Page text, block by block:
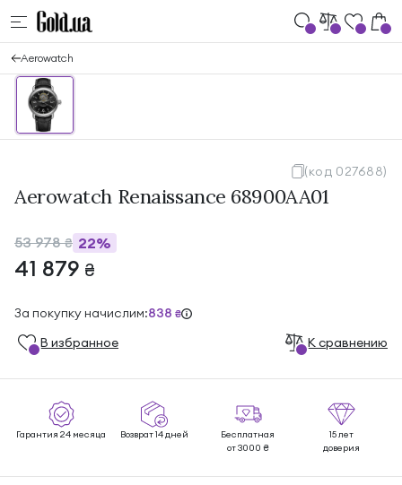
Aerowatch
(код 027688)
Aerowatch Renaissance 68900AA01
53 978₴ 22%
41 879 ₴
За покупку начислим:838 ₴
В избранноe К сравнению
Гарантия 24 месяца Возврат 14 дней
Бесплатная
от 3000 ₴
15 лет
доверия